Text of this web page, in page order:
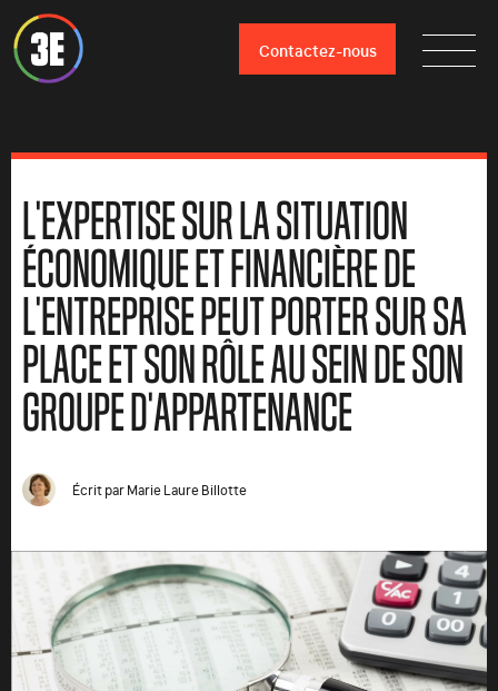
Contactez-nous
L'EXPERTISE SUR LA SITUATION
ÉCONOMIQUE ET FINANCIÈRE DE
L'ENTREPRISE PEUT PORTER SUR SA
PLACE ET SON RÔLE AU SEIN DE SON
GROUPE D'APPARTENANCE
Écrit parMarie Laure Billotte